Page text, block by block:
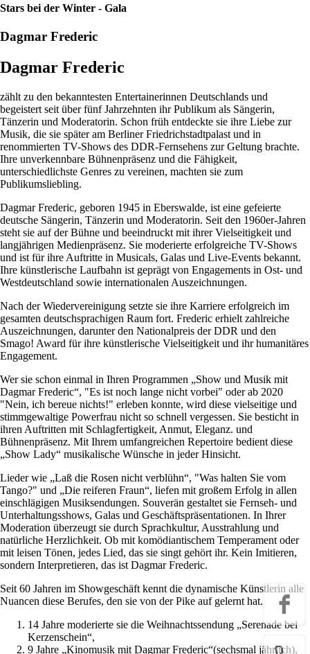
Stars bei der Winter - Gala
Dagmar Frederic
Dagmar Frederic
zählt zu den bekanntesten Entertainerinnen Deutschlands und
begeistert seit über fünf Jahrzehnten ihr Publikum als Sängerin,
Tänzerin und Moderatorin. Schon früh entdeckte sie ihre Liebe zur
Musik, die sie später am Berliner Friedrichstadtpalast und in
renommierten TV-Shows des DDR-Fernsehens zur Geltung brachte.
Ihre unverkennbare Bühnenpräsenz und die Fähigkeit,
unterschiedlichste Genres zu vereinen, machten sie zum
Publikumsliebling.
Dagmar Frederic, geboren 1945 in Eberswalde, ist eine gefeierte
deutsche Sängerin, Tänzerin und Moderatorin. Seit den 1960er-Jahren
steht sie auf der Bühne und beeindruckt mit ihrer Vielseitigkeit und
langjährigen Medienpräsenz. Sie moderierte erfolgreiche TV-Shows
und ist für ihre Auftritte in Musicals, Galas und Live-Events bekannt.
Ihre künstlerische Laufbahn ist geprägt von Engagements in Ost- und
Westdeutschland sowie internationalen Auszeichnungen.
Nach der Wiedervereinigung setzte sie ihre Karriere erfolgreich im
gesamten deutschsprachigen Raum fort. Frederic erhielt zahlreiche
Auszeichnungen, darunter den Nationalpreis der DDR und den
Smago! Award für ihre künstlerische Vielseitigkeit und ihr humanitäres
Engagement.
Wer sie schon einmal in Ihren Programmen „Show und Musik mit
Dagmar Frederic“, "Es ist noch lange nicht vorbei" oder ab 2020
"Nein, ich bereue nichts!" erleben konnte, wird diese vielseitige und
stimmgewaltige Powerfrau nicht so schnell vergessen. Sie besticht in
ihren Auftritten mit Schlagfertigkeit, Anmut, Eleganz. und
Bühnenpräsenz. Mit Ihrem umfangreichen Repertoire bedient diese
„Show Lady“ musikalische Wünsche in jeder Hinsicht.
Lieder wie „Laß die Rosen nicht verblühn“, "Was halten Sie vom
Tango?" und „Die reiferen Fraun“, liefen mit großem Erfolg in allen
einschlägigen Musiksendungen. Souverän gestaltet sie Fernseh- und
Unterhaltungsshows, Galas und Geschäftspräsentationen. In Ihrer
Moderation überzeugt sie durch Sprachkultur, Ausstrahlung und
natürliche Herzlichkeit. Ob mit komödiantischem Temperament oder
mit leisen Tönen, jedes Lied, das sie singt gehört ihr. Kein Imitieren,
sondern Interpretieren, das ist Dagmar Frederic.
Seit 60 Jahren im Showgeschäft kennt die dynamische Künstlerin alle
Nuancen diese Berufes, den sie von der Pike auf gelernt hat.
14 Jahre moderierte sie die Weihnachtssendung „Serenade bei
Kerzenschein“,
9 Jahre „Kinomusik mit Dagmar Frederic“(sechsmal jährlich),